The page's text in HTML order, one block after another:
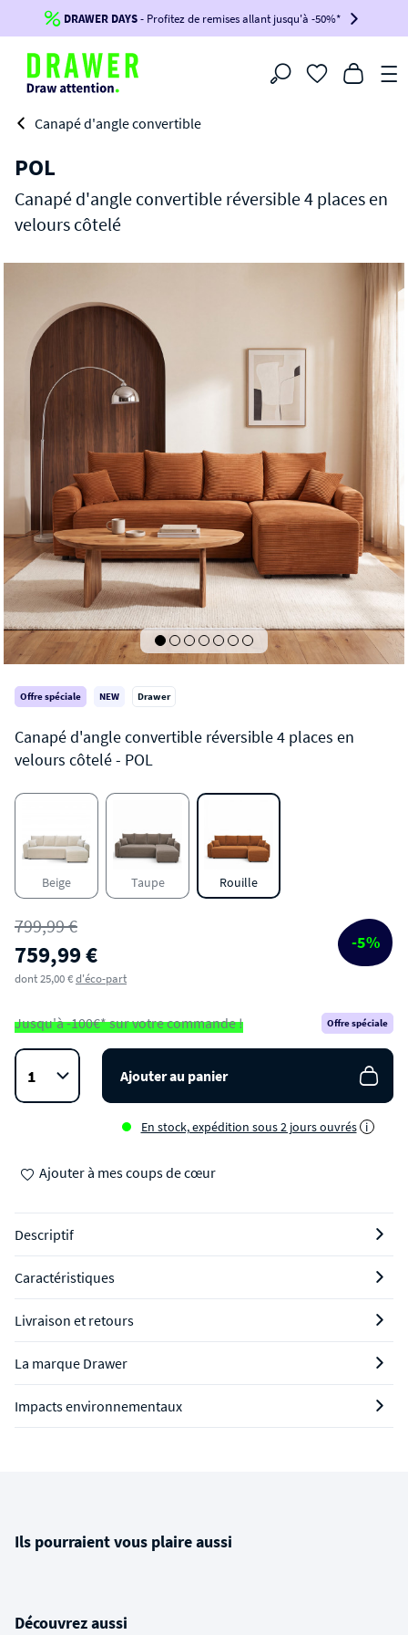
Jusqu'à-100€*sur votre commande !
BIKINI100
-voir conditions en bas de page-
DRAWER DAYS- Profitez de remises allant jusqu'à -50%*
Filtrer
Canapé d'angle convertible
POL
Canapé d'angle convertible réversible 4 places en
velours côtelé
Offre spéciale NEW Drawer
POL
Canapé d'angle convertible réversible 4 places en
velours côtelé
Beige Taupe Rouille
799,99 €
759,99 € -5%
dont 25,00 €d'éco-part
Jusqu'à -100€* sur votre commande ! Offre spéciale
Ajouter au panier
En stock, expédition sous 2 jours ouvrés i
Ajouter à mes coups de cœur
Descriptif
Caractéristiques
Livraison et retours
La marque Drawer
Impacts environnementaux
Ils pourraient vous plaire aussi
Découvrez aussi